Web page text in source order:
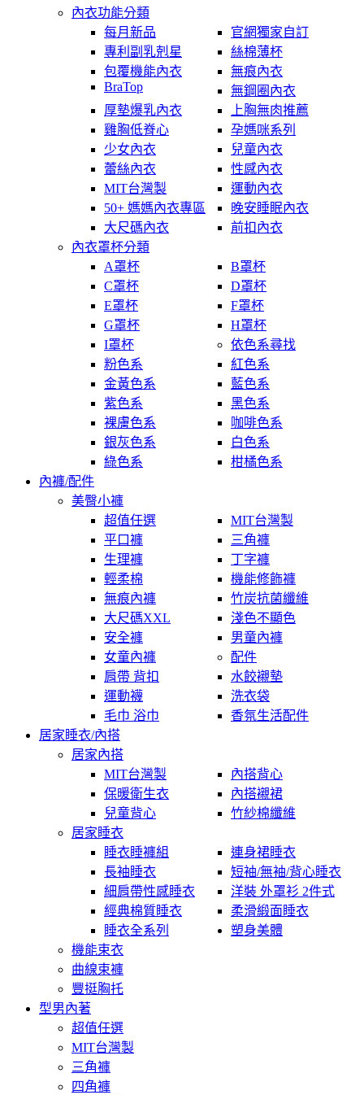
內衣功能分類
每月新品
官網獨家自訂
專利副乳剋星
絲棉薄杯
包覆機能內衣
無痕內衣
BraTop
無鋼圈內衣
厚墊爆乳內衣
上胸無肉推薦
雞胸低脊心
孕媽咪系列
少女內衣
兒童內衣
蕾絲內衣
性感內衣
MIT台灣製
運動內衣
50+ 媽媽內衣專區
晚安睡眠內衣
大尺碼內衣
前扣內衣
內衣罩杯分類
A罩杯
B罩杯
C罩杯
D罩杯
E罩杯
F罩杯
G罩杯
H罩杯
I罩杯
依色系尋找
粉色系
紅色系
金黃色系
藍色系
紫色系
黑色系
裸膚色系
咖啡色系
銀灰色系
白色系
綠色系
柑橘色系
內褲/配件
美臀小褲
超值任選
MIT台灣製
平口褲
三角褲
生理褲
丁字褲
輕柔棉
機能修飾褲
無痕內褲
竹炭抗菌纖維
大尺碼XXL
淺色不顯色
安全褲
男童內褲
女童內褲
配件
肩帶 背扣
水餃襯墊
運動襪
洗衣袋
毛巾 浴巾
香氛生活配件
居家睡衣/內搭
居家內搭
MIT台灣製
內搭背心
保暖衛生衣
內搭襯裙
兒童背心
竹紗棉纖維
居家睡衣
睡衣睡褲組
連身裙睡衣
長袖睡衣
短袖/無袖/背心睡衣
細肩帶性感睡衣
洋裝 外罩衫 2件式
經典棉質睡衣
柔滑緞面睡衣
睡衣全系列
塑身美體
機能束衣
曲線束褲
豐挺胸托
型男內著
超值任選
MIT台灣製
三角褲
四角褲